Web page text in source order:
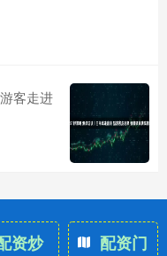
客走进
资炒
配资门